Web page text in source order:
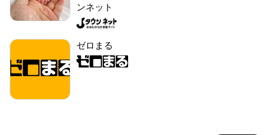
ンネット
ゼロまる